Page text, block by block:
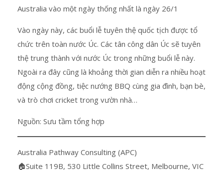
Australia vào một ngày thống nhất là ngày 26/1
Vào ngày này, các buổi lễ tuyên thệ quốc tịch được tổ
chức trên toàn nước Úc. Các tân công dân Úc sẽ tuyên
thệ trung thành với nước Úc trong những buổi lễ này.
Ngoài ra đây cũng là khoảng thời gian diễn ra nhiều hoạt
động cộng đồng, tiệc nướng BBQ cùng gia đình, bạn bè,
và trò chơi cricket trong vườn nhà…
Nguồn: Sưu tầm tổng hợp
Australia Pathway Consulting (APC)
🏠Suite 119B, 530 Little Collins Street, Melbourne, VIC